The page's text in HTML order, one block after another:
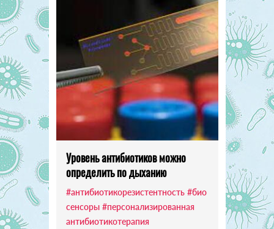
Уровень антибиотиков можно
определить по дыханию
#антибиотикорезистентность #био
сенсоры #персонализированная
антибиотикотерапия